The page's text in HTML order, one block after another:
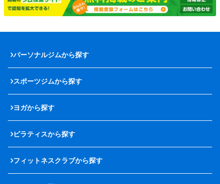
パーソナルジムから探す
スポーツジムから探す
ヨガから探す
ピラティスから探す
フィットネスクラブから探す